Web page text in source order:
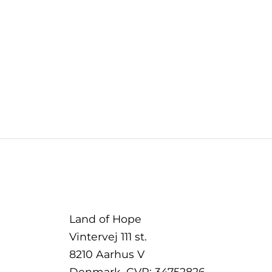
Land of Hope
Vintervej 111 st.
8210 Aarhus V